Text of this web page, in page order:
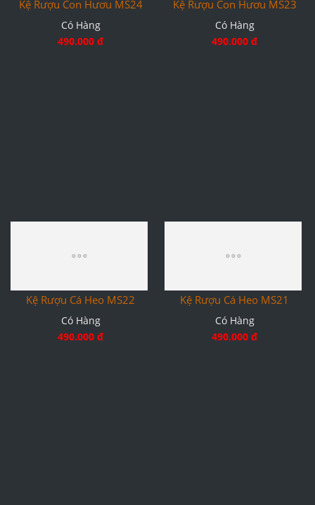
Kệ Rượu Con Hươu MS24
Có Hàng
490.000 đ
Kệ Rượu Con Hươu MS23
Có Hàng
490.000 đ
Kệ Rượu Cá Heo MS22
Có Hàng
490.000 đ
Kệ Rượu Cá Heo MS21
Có Hàng
490.000 đ